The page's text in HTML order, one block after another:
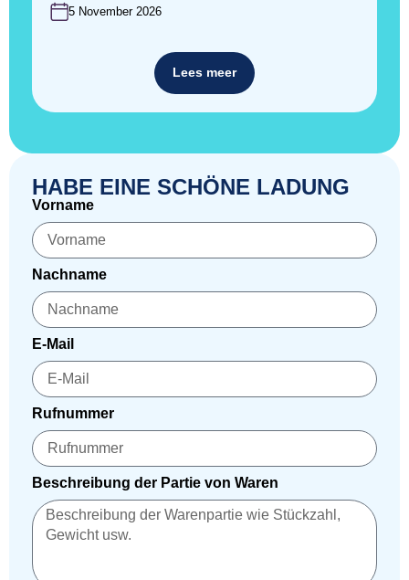
5 November 2026
Lees meer
HABE EINE SCHÖNE LADUNG
Vorname
Nachname
E-Mail
Rufnummer
Beschreibung der Partie von Waren